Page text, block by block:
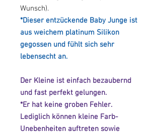
Wunsch).
*Dieser entzückende Baby Junge ist
aus weichem platinum Silikon
gegossen und fühlt sich sehr
lebensecht an.
Der Kleine ist einfach bezaubernd
und fast perfekt gelungen.
*Er hat keine groben Fehler.
Lediglich können kleine Farb-
Unebenheiten auftreten sowie